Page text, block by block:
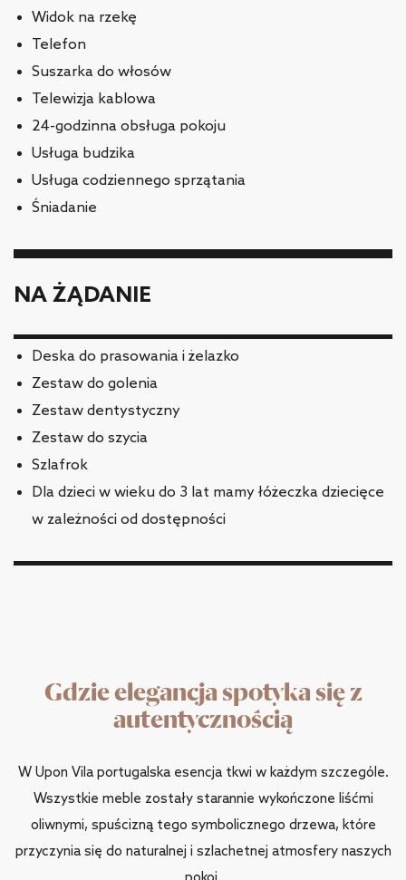
Widok na rzekę
Telefon
Suszarka do włosów
Telewizja kablowa
24-godzinna obsługa pokoju
Usługa budzika
Usługa codziennego sprzątania
Śniadanie
NA ŻĄDANIE
Deska do prasowania i żelazko
Zestaw do golenia
Zestaw dentystyczny
Zestaw do szycia
Szlafrok
Dla dzieci w wieku do 3 lat mamy łóżeczka dziecięce
w zależności od dostępności
Gdzie elegancja spotyka się z
autentycznością
W Upon Vila portugalska esencja tkwi w każdym szczególe.
Wszystkie meble zostały starannie wykończone liśćmi
oliwnymi, spuścizną tego symbolicznego drzewa, które
przyczynia się do naturalnej i szlachetnej atmosfery naszych